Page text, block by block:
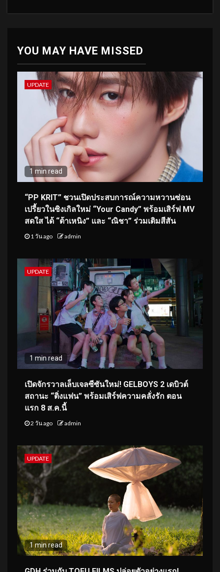
YOU MAY HAVE MISSED
UPDATE
1 min read
“PP KRIT” ชวนเปิดประสบการณ์ความหวานซ่อน
เปรี้ยวในซิงเกิลใหม่ “Your Candy” พร้อมเสิร์ฟ MV
สดใส ได้ “ต้าเหนิง” และ “ณิชา” ร่วมเติมสีสัน
1 วัน ago admin
UPDATE
1 min read
เปิดจักรวาลเล็บเจลซีซันใหม่! GELBOYS 2 เดบิวต์
สถานะ “ติ่งแฟน” พร้อมเสิร์ฟความคลั่งรัก ตอน
แรก 8 ส.ค.นี้
2 วัน ago admin
UPDATE
1 min read